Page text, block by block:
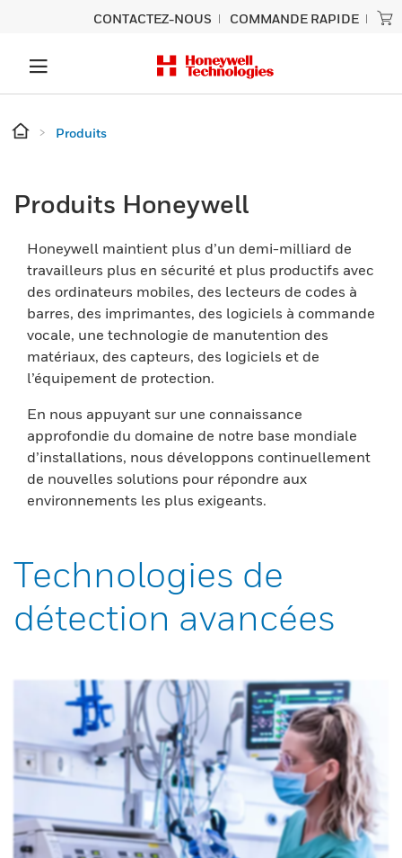
CONTACTEZ-NOUS COMMANDE RAPIDE
Produits
Produits Honeywell
Honeywell maintient plus d’un demi-milliard de
travailleurs plus en sécurité et plus productifs avec
des ordinateurs mobiles, des lecteurs de codes à
barres, des imprimantes, des logiciels à commande
vocale, une technologie de manutention des
matériaux, des capteurs, des logiciels et de
l’équipement de protection.
En nous appuyant sur une connaissance
approfondie du domaine de notre base mondiale
d’installations, nous développons continuellement
de nouvelles solutions pour répondre aux
environnements les plus exigeants.
Technologies de
détection avancées